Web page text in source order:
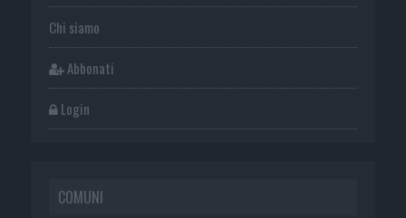
Chi siamo
Abbonati
Login
COMUNI